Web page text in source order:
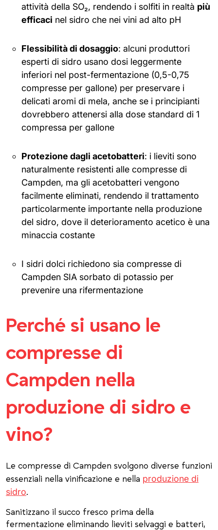
attività della SO₂, rendendo i solfiti in realtà più
efficaci nel sidro che nei vini ad alto pH
Flessibilità di dosaggio: alcuni produttori
esperti di sidro usano dosi leggermente
inferiori nel post-fermentazione (0,5-0,75
compresse per gallone) per preservare i
delicati aromi di mela, anche se i principianti
dovrebbero attenersi alla dose standard di 1
compressa per gallone
Protezione dagli acetobatteri: i lieviti sono
naturalmente resistenti alle compresse di
Campden, ma gli acetobatteri vengono
facilmente eliminati, rendendo il trattamento
particolarmente importante nella produzione
del sidro, dove il deterioramento acetico è una
minaccia costante
I sidri dolci richiedono sia compresse di
Campden SIA sorbato di potassio per
prevenire una rifermentazione
Perché si usano le
compresse di
Campden nella
produzione di sidro e
vino?
Le compresse di Campden svolgono diverse funzioni
essenziali nella vinificazione e nella produzione di
sidro.
Sanitizzano il succo fresco prima della
fermentazione eliminando lieviti selvaggi e batteri,